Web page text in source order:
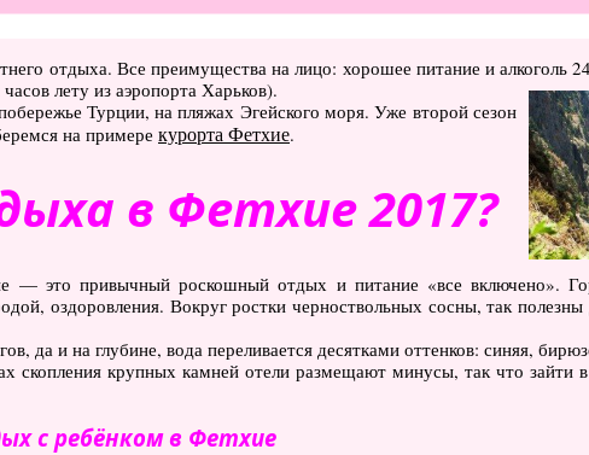
отдыха. Все преимущества на лицо: хорошее питание и алкоголь
лету из аэропорта Харьков).
Турции, на пляжах Эгейского моря. Уже второй сезон
на примере курорта Фетхие.
в Фетхие 2017?
— это привычный роскошный отдых и питание «все включено».
оздоровления. Вокруг ростки черноствольных сосны, так
да и на глубине, вода переливается десятками оттенков: синяя,
скопления крупных камней отели размещают минусы, так что
с ребёнком в Фетхие